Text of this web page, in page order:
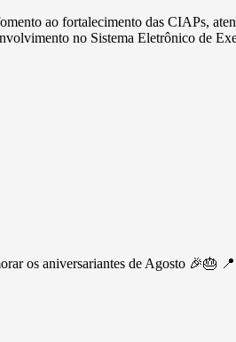
ao fortalecimento das CIAPs,
no Sistema Eletrônico de
os aniversariantes de Agosto 🎉🎂